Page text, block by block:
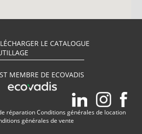
LE CATALOGUE
MEMBRE DE ECOVADIS
réparationConditions générales de location
générales de vente